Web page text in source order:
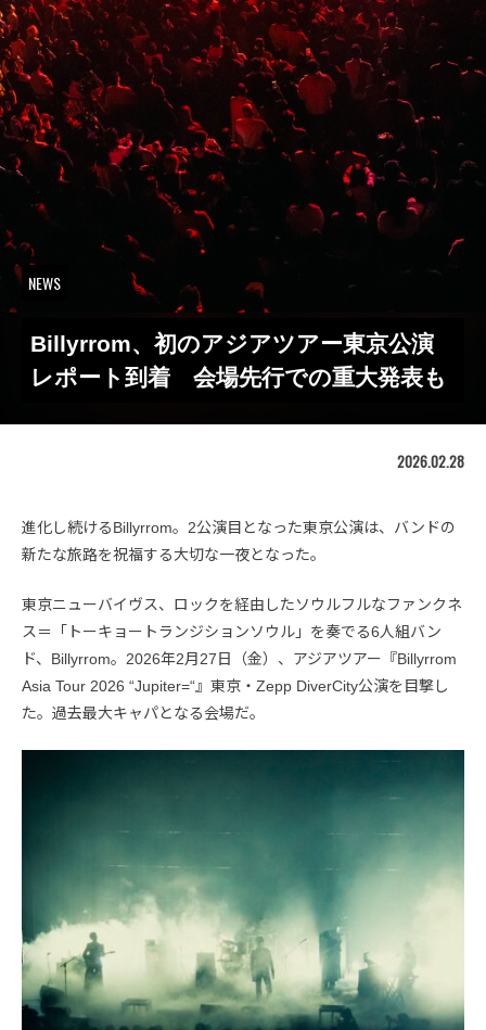
NEWS
Billyrrom、初のアジアツアー東京公演
レポート到着 会場先行での重大発表も
2026.02.28
進化し続けるBillyrrom。2公演目となった東京公演は、バンドの
新たな旅路を祝福する大切な一夜となった。
東京ニューバイヴス、ロックを経由したソウルフルなファンクネ
ス＝「トーキョートランジションソウル」を奏でる6人組バン
ド、Billyrrom。2026年2月27日（金）、アジアツアー『Billyrrom
Asia Tour 2026 “Jupiter=“』東京・Zepp DiverCity公演を目撃し
た。過去最大キャパとなる会場だ。